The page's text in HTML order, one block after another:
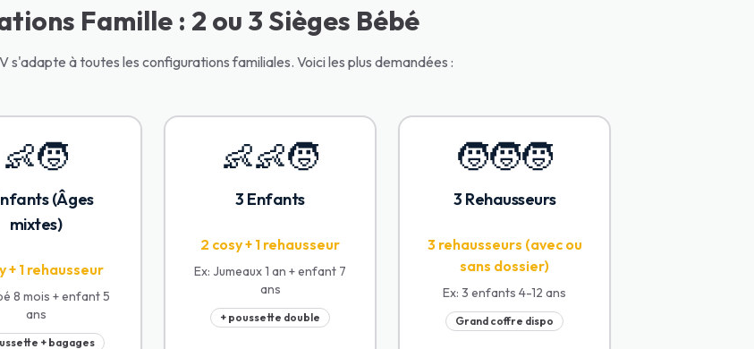
Famille : 2 ou 3 Sièges Bébé
s'adapte à toutes les configurations familiales. Voici les plus demandées :
👶🧒
(Âges
mixtes)
+ 1 rehausseur
8 mois + enfant 5
ans
+ bagages
👶👶🧒
3 Enfants
2 cosy + 1 rehausseur
Ex: Jumeaux 1 an + enfant 7
ans
+ poussette double
🧒🧒🧒
3 Rehausseurs
3 rehausseurs (avec ou
sans dossier)
Ex: 3 enfants 4-12 ans
Grand coffre dispo